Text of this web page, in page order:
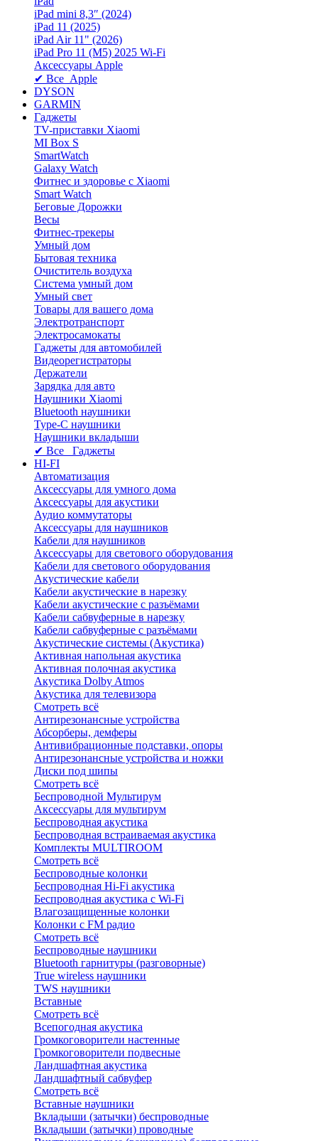
iPad mini 8,3″ (2024)
iPad 11 (2025)
iPad Air 11" (2026)
iPad Pro 11 (M5) 2025 Wi-Fi
Аксессуары Apple
✔ Все Apple
DYSON
GARMIN
Гаджеты
TV-приставки Xiaomi
MI Box S
SmartWatch
Galaxy Watch
Фитнес и здоровье с Xiaomi
Smart Watch
Беговые Дорожки
Весы
Фитнес-трекеры
Умный дом
Бытовая техника
Очиститель воздуха
Система умный дом
Умный свет
Товары для вашего дома
Электротранспорт
Электросамокаты
Гаджеты для автомобилей
Видеорегистраторы
Держатели
Зарядка для авто
Наушники Xiaomi
Bluetooth наушники
Type-C наушники
Наушники вкладыши
✔ Все Гаджеты
HI-FI
Автоматизация
Аксессуары для умного дома
Аксессуары для акустики
Аудио коммутаторы
Аксессуары для наушников
Кабели для наушников
Аксессуары для светового оборудования
Кабели для светового оборудования
Акустические кабели
Кабели акустические в нарезку
Кабели акустические с разъёмами
Кабели сабвуферные в нарезку
Кабели сабвуферные с разъёмами
Акустические системы (Акустика)
Активная напольная акустика
Активная полочная акустика
Акустика Dolby Atmos
Акустика для телевизора
Смотреть всё
Антирезонансные устройства
Абсорберы, демферы
Антивибрационные подставки, опоры
Антирезонансные устройства и ножки
Диски под шипы
Смотреть всё
Беспроводной Мультирум
Аксессуары для мультирум
Беспроводная акустика
Беспроводная встраиваемая акустика
Комплекты MULTIROOM
Смотреть всё
Беспроводные колонки
Беспроводная Hi-Fi акустика
Беспроводная акустика с Wi-Fi
Влагозащищенные колонки
Колонки с FM радио
Смотреть всё
Беспроводные наушники
Bluetоoth гарнитуры (разговорные)
True wireless наушники
TWS наушники
Вставные
Смотреть всё
Всепогодная акустика
Громкоговорители настенные
Громкоговорители подвесные
Ландшафтная акустика
Ландшафтный сабвуфер
Смотреть всё
Вставные наушники
Вкладыши (затычки) беспроводные
Вкладыши (затычки) проводные